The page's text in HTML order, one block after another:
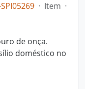
SPI05269 · Item ·
de onça.
doméstico no